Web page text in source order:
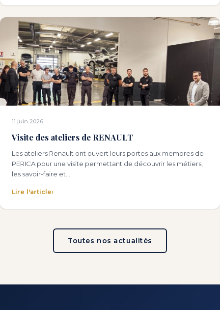
11 juin 2026
Visite des ateliers de RENAULT
Les ateliers Renault ont ouvert leurs portes aux membres de
PERICA pour une visite permettant de découvrir les métiers,
les savoir-faire et…
Lire l'article›
Toutes nos actualités